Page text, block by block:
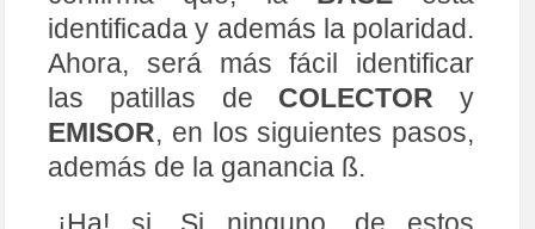
seguros que se trata de un
transistor, seguramente estamos
ante un transistor‘muerto’,
‘quemado’, ‘cortado’o como
quieras llamarlo, el caso es que
usted lo puede desechar.